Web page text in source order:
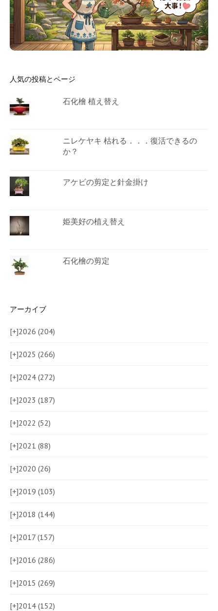
人気の投稿とページ
石化檜 植え替え
ニレケヤキ 枯れる．．．復活できるの
か？
アケビの剪定と針金掛け
姫美好の植え替え
石化檜の剪定
アーカイブ
[+]2026 (204)
[+]2025 (266)
[+]2024 (272)
[+]2023 (187)
[+]2022 (52)
[+]2021 (88)
[+]2020 (26)
[+]2019 (103)
[+]2018 (144)
[+]2017 (157)
[+]2016 (286)
[+]2015 (269)
[+]2014 (152)